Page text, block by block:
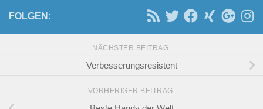
FOLGEN:
NÄCHSTER BEITRAG
Verbesserungsresistent
VORHERIGER BEITRAG